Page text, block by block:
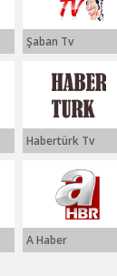
Şaban Tv
Habertürk Tv
A Haber